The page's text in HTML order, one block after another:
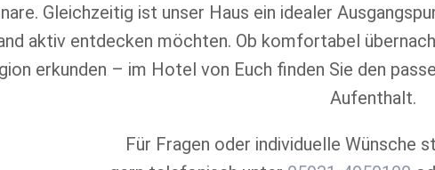
Gleichzeitig ist unser Haus ein idealer
aktiv entdecken möchten. Ob komfortabel
erkunden – im Hotel von Euch finden Sie den
Aufenthalt.
Für Fragen oder individuelle Wünsche